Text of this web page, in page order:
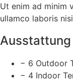
Ut enim ad minim
ullamco laboris
− 6 Outdoor
− 4 Indoor